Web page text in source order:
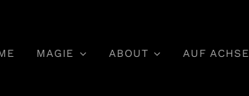
MAGIE ABOUT AUF ACHSE